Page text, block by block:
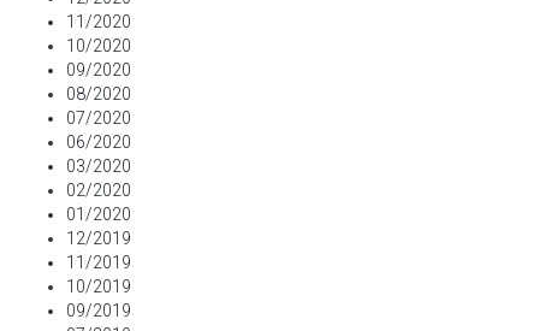
11/2020
10/2020
09/2020
08/2020
07/2020
06/2020
03/2020
02/2020
01/2020
12/2019
11/2019
10/2019
09/2019